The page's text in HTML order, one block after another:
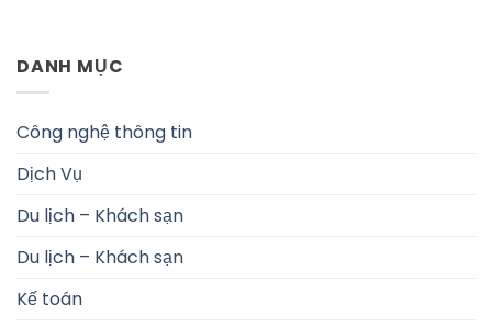
DANH MỤC
Công nghệ thông tin
Dịch Vụ
Du lịch – Khách sạn
Du lịch – Khách sạn
Kế toán